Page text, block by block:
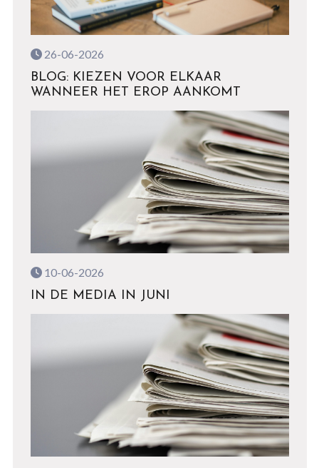
26-06-2026
BLOG: KIEZEN VOOR ELKAAR
WANNEER HET EROP AANKOMT
10-06-2026
IN DE MEDIA IN JUNI